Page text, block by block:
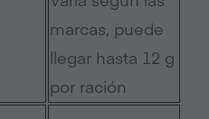
marcas, puede
llegar hasta 12 g
por ración